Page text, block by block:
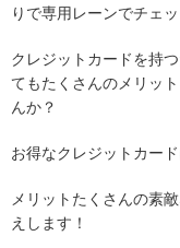
りで専用レーンでチェ
クレジットカードを持
てもたくさんのメリッ
んか？
お得なクレジットカー
メリットたくさんの素
えします！